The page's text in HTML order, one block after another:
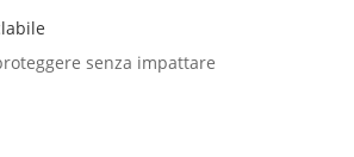
senza impattare